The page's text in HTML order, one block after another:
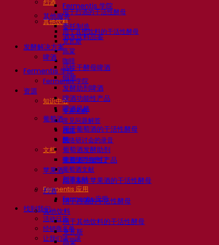
烈酒
用于烈酒的干活性酵母
其他饮料
用于其他饮料的干活性酵母
克瓦斯
高粱
咖啡
Fermentis 学院
Fermentis 学院
资源
知识中心
专家见解
常见问题解答
视频
网络研讨会的录音
文档
啤酒技巧与窍门
葡萄酒文献
烈酒文献
Fermentis 应用
Fermentis 应用
找到我们
活动日历
经销商名单
让我们谈一谈
Fermentis 学院
其他服务
委托制造
酒水饮料品鉴
发酵解决方案
啤酒
活性干酵母啤酒
细菌
发酵助剂啤酒
啤酒功能性产品
啤酒风格
葡萄酒
用于葡萄酒的干活性酵母
酶
葡萄酒发酵助剂
葡萄酒功能性产品
苹果酒
用于制作苹果酒的干活性酵母
烈酒
用于烈酒的干活性酵母
其他饮料
用于其他饮料的干活性酵母
克瓦斯
高粱